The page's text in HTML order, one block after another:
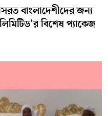
বাংলাদেশীদের জন্য
বিশেষ প্যাকেজ